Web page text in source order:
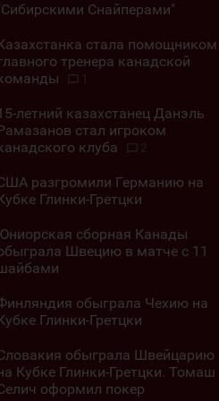
Снайперами"
стала помощником
тренера канадской
1
летний казахстанец Данэль
стал игроком
клуба
2
разгромили Германию на
Глинки-Гретцки
сборная Канады
Швецию в матче с 11
обыграла Чехию на
Глинки-Гретцки
обыграла Швейцарию
Кубке Глинки-Гретцки. Томаш
оформил покер